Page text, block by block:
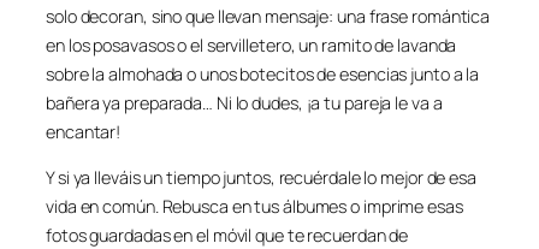
solo decoran, sino que llevan mensaje: una frase romántica
en los posavasos o el servilletero, un ramito de lavanda
sobre la almohada o unos botecitos de esencias junto a la
bañera ya preparada… Ni lo dudes, ¡a tu pareja le va a
encantar!
Y si ya lleváis un tiempo juntos, recuérdale lo mejor de esa
vida en común. Rebusca en tus álbumes o imprime esas
fotos guardadas en el móvil que te recuerdan de